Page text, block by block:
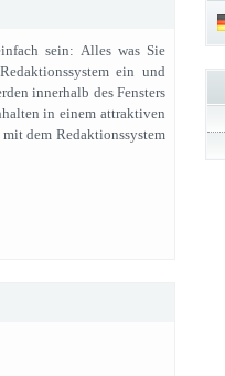
sein: Alles was Sie
ein und
innerhalb des Fensters
in einem attraktiven
dem Redaktionssystem